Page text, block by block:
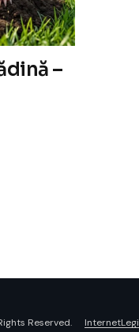
–
Reserved. Internet